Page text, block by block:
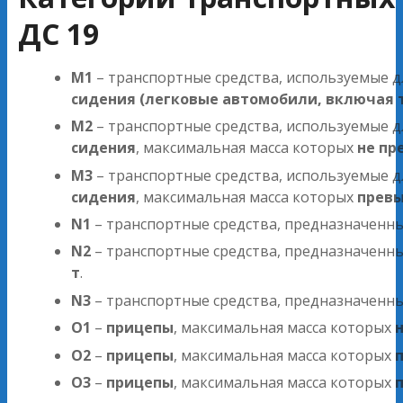
ДС 19
M1 – транспортные средства, используемые
сидения (легковые автомобили, включая
M2 – транспортные средства, используемые
сидения, максимальная масса которых не
M3 – транспортные средства, используемые
сидения, максимальная масса которых
N1 – транспортные средства,
N2 – транспортные средства,
т.
N3 – транспортные средства,
O1 – прицепы, максимальная масса которых
O2 – прицепы, максимальная масса которых
O3 – прицепы, максимальная масса которых